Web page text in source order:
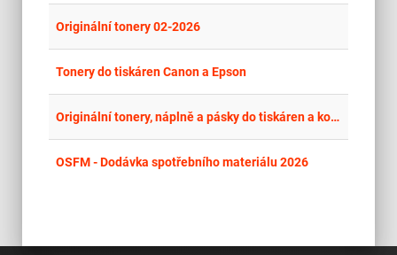
Originální tonery 02-2026
Tonery do tiskáren Canon a Epson
Originální tonery, náplně a pásky do tiskáren a kopírovacích strojů
OSFM - Dodávka spotřebního materiálu 2026